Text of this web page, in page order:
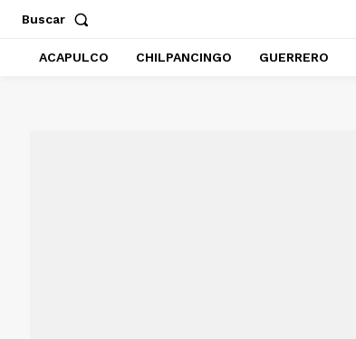
Buscar
ACAPULCO CHILPANCINGO GUERRERO